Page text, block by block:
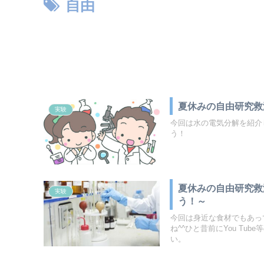
自由
実験 夏休みの自由研究
今回は水の電気分解を紹
う！
実験
夏休みの自由研究
う！～
今回は身近な食材でもあ
ね^^ひと昔前にYou Tube
い。